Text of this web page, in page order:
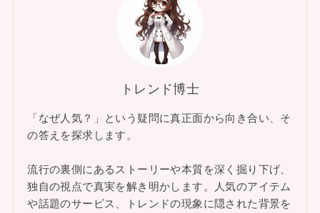
トレンド博士
「なぜ人気？」という疑問に真正面から向き合い、そ
の答えを探求します。
流行の裏側にあるストーリーや本質を深く掘り下げ、
独自の視点で真実を解き明かします。人気のアイテム
や話題のサービス、トレンドの現象に隠された背景を